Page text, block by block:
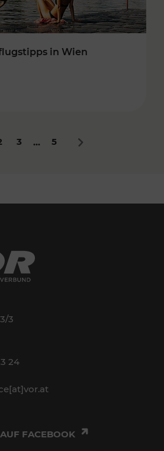
in Wien
3 ... 5 Nächstes
3
24
FACEBOOK